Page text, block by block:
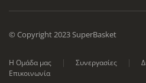
© Copyright 2023 SuperBasket
Η Ομάδα μας Συνεργασίες
Επικοινωνία